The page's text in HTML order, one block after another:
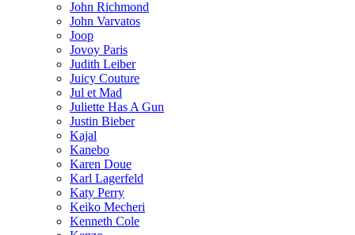
John Richmond
John Varvatos
Joop
Jovoy Paris
Judith Leiber
Juicy Couture
Jul et Mad
Juliette Has A Gun
Justin Bieber
Kajal
Kanebo
Karen Doue
Karl Lagerfeld
Katy Perry
Keiko Mecheri
Kenneth Cole